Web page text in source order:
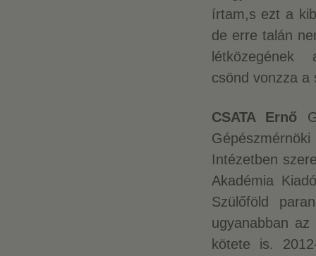
írtam,s ezt a
de erre talán
létközegének
csönd vonzza a
CSATA Ernő
Intézetben
Akadémia
Szülőföld
ugyanabban
kötete is.